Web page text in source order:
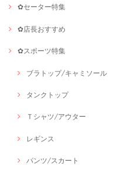
✿セーター特集
✿店長おすすめ
✿スポーツ特集
ブラトップ/キャミソール
タンクトップ
Ｔシャツ/アウター
レギンス
パンツ/スカート